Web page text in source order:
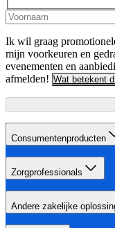
Ik wil graag
mijn voorkeuren en
evenementen en
afmelden! Wat betekent
Consumentenproducten
Zorgprofessionals
Andere zakelijke